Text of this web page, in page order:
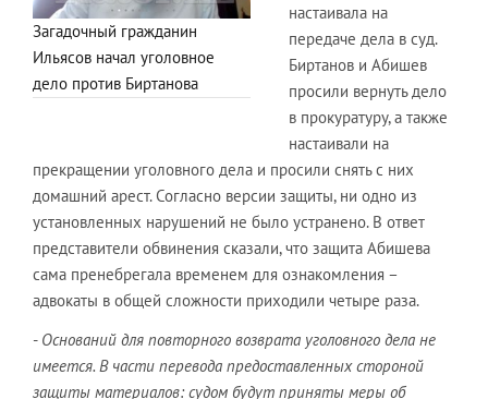
Загадочный гражданин
Ильясов начал уголовное
дело против Биртанова
настаивала на
передаче дела в суд.
Биртанов и Абишев
просили вернуть дело
в прокуратуру, а также
настаивали на
прекращении уголовного дела и просили снять с них
домашний арест. Согласно версии защиты, ни одно из
установленных нарушений не было устранено. В ответ
представители обвинения сказали, что защита Абишева
сама пренебрегала временем для ознакомления –
адвокаты в общей сложности приходили четыре раза.
- Оснований для повторного возврата уголовного дела не
имеется. В части перевода предоставленных стороной
защиты материалов: судом будут приняты меры об